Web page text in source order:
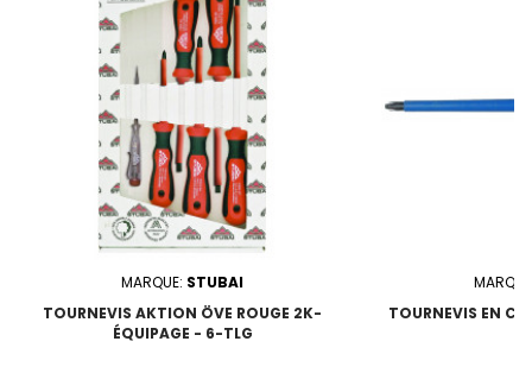
MARQUE: STUBAI
TOURNEVIS AKTION ÖVE ROUGE 2K-
ÉQUIPAGE - 6-TLG
TOURNEVIS EN